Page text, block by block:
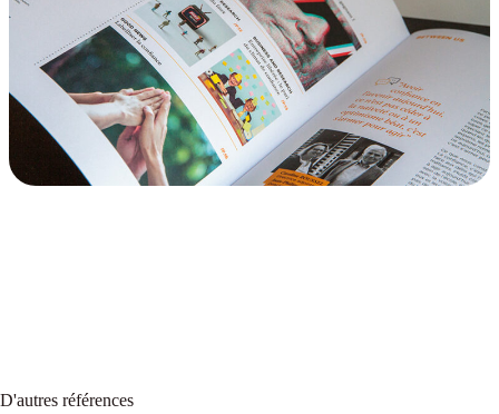
D'autres références